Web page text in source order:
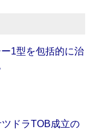
1型を包括的に治
ツドラTOB成立の